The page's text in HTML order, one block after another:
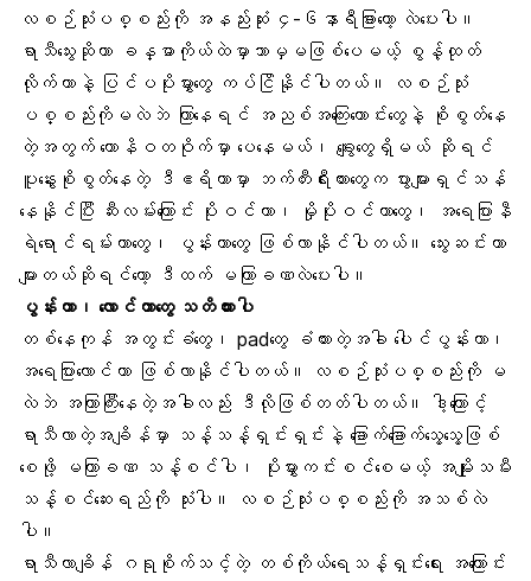
လစဉ်သုံးပစ္စည်းကို အနည်းဆုံး ၄-၆နာရီခြားတော့ လဲပေးပါ။
ရာသီသွေးဆိုတာ ခန္ဓာကိုယ်ထဲမှာဘာမှမဖြစ်ပေမယ့် စွန့်ထုတ်
လိုက်တာနဲ့ ပြင်ပပိုးမွှားတွေ ကပ်ငြိနိုင်ပါတယ်။ လစဉ်သုံး
ပစ္စည်းကိုမလဲဘဲ ကြာနေရင် အညစ်အကြေးဟောင်းတွေနဲ့ စိုစွတ်နေ
တဲ့အတွက် ယောနိဝတဝိုက်မှာ ပေနေမယ်၊ ချွေးတွေရှိမယ် ဆိုရင်
ပူနွေးစိုစွတ်နေတဲ့ ဒီဧရိယာမှာ ဘက်တီးရီးယားတွေက ပွားများရှင်သန်
နေနိုင်ပြီး ဆီးလမ်းကြောင်း ပိုးဝင်တာ၊ မှိုပိုးဝင်တာတွေ၊ အရေပြားနီ
ရဲရောင်ရမ်းတာတွေ၊ ပွန်းတာတွေ ဖြစ်လာနိုင်ပါတယ်။ သွေးဆင်းတာ
များတယ်ဆိုရင်တော့ ဒီထက် မကြာခဏလဲပေးပါ။
ပွန်းတာ၊ လောင်တာတွေ သတိထားပါ
တစ်နေကုန် အတွင်းခံတွေ၊ padတွေ ခံထားတဲ့အခါ ပေါင်ပွန်းတာ၊
အရေပြားလောင်တာ ဖြစ်လာနိုင်ပါတယ်။ လစဉ်သုံးပစ္စည်းကို မ
လဲဘဲ အကြာကြီးနေတဲ့အခါလည်း ဒီလိုဖြစ်တတ်ပါတယ်။ ဒါ့ကြောင့်
ရာသီလာတဲ့အချိန်မှာ သန့်သန့်ရှင်းရှင်းနဲ့ ခြောက်ခြောက်သွေ့သွေ့ဖြစ်
စေဖို့ မကြာခဏ သန့်စင်ပါ၊ ပိုးမွှားကင်းစင်စေမယ့် အမျိုးသမီး
သန့်စင်ဆေးရည်ကို သုံးပါ။ လစဉ်သုံးပစ္စည်းကို အသစ်လဲ
ပါ။
ရာသီလာချိန် ဂရုစိုက်သင့်တဲ့ တစ်ကိုယ်ရေသန့်ရှင်းရေး အကြောင်း